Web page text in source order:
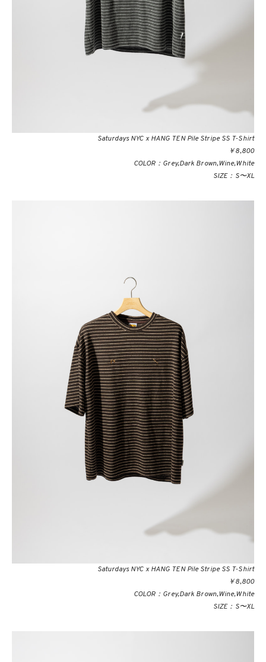
Saturdays NYC x HANG TEN Pile Stripe SS T-Shirt
￥8,800
COLOR：Grey,Dark Brown,Wine,White
SIZE：S〜XL
Saturdays NYC x HANG TEN Pile Stripe SS T-Shirt
￥8,800
COLOR：Grey,Dark Brown,Wine,White
SIZE：S〜XL